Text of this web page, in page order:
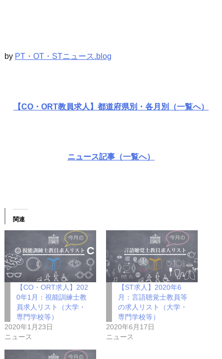
by PT・OT・STニュース.blog
【CO・ORT教員求人】都道府県別・各月別（一覧へ）
ニュース記事（一覧へ）
関連
【CO・ORT求人】202
0年1月：視能訓練士教
員求人リスト（大学・
専門学校等）
2020年1月23日
ニュース
【ST求人】2020年6
月：言語聴覚士教員等
の求人リスト（大学・
専門学校等）
2020年6月17日
ニュース